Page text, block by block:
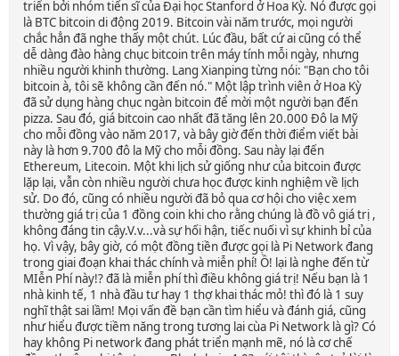
triển bởi nhóm tiến sĩ của Đại học Stanford ở Hoa Kỳ. Nó được gọi
là BTC bitcoin di động 2019. Bitcoin vài năm trước, mọi người
chắc hẳn đã nghe thấy một chút. Lúc đầu, bất cứ ai cũng có thể
dễ dàng đào hàng chục bitcoin trên máy tính mỗi ngày, nhưng
nhiều người khinh thường. Lang Xianping từng nói: "Bạn cho tôi
bitcoin à, tôi sẽ không cần đến nó." Một lập trình viên ở Hoa Kỳ
đã sử dụng hàng chục ngàn bitcoin để mời một người bạn đến
pizza. Sau đó, giá bitcoin cao nhất đã tăng lên 20.000 Đô la Mỹ
cho mỗi đồng vào năm 2017, và bây giờ đến thời điểm viết bài
này là hơn 9.700 đô la Mỹ cho mỗi đồng. Sau này lại đến
Ethereum, Litecoin. Một khi lịch sử giống như của bitcoin được
lặp lại, vẫn còn nhiều người chưa học được kinh nghiệm về lịch
sử. Do đó, cũng có nhiều người đã bỏ qua cơ hội cho việc xem
thường giá trị của 1 đồng coin khi cho rằng chúng là đồ vô giá trị ,
không đáng tin cậy.V.v...và sự hối hận, tiếc nuối vì sự khinh bỉ của
họ. Vì vậy, bây giờ, có một đồng tiền được gọi là Pi Network đang
trong giai đoạn khai thác chính và miễn phí! Ồ! lại là nghe đến từ
MIễn Phí này!? đã là miễn phí thì điều không giá trị! Nếu bạn là 1
nhà kinh tế, 1 nhà đầu tư hay 1 thợ khai thác mỏ! thì đó là 1 suy
nghĩ thật sai lầm! Mọi vấn đề bạn cần tìm hiểu và đánh giá, cũng
như hiểu được tiềm năng trong tương lai cùa Pi Network là gì? Có
hay không Pi network đang phát triển mạnh mẽ, nó là cơ chế